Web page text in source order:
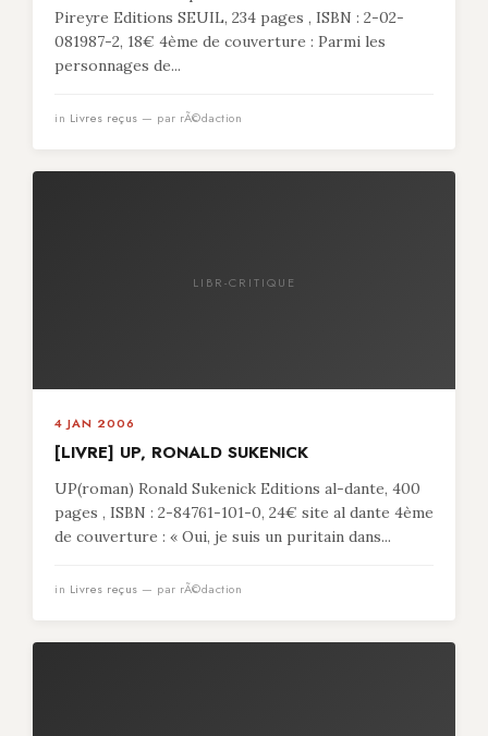
Pireyre Editions SEUIL, 234 pages , ISBN : 2-02-
081987-2, 18€ 4ème de couverture : Parmi les
personnages de...
in Livres reçus — par rÃ©daction
LIBR-CRITIQUE
4 JAN 2006
[LIVRE] UP, RONALD SUKENICK
UP(roman) Ronald Sukenick Editions al-dante, 400
pages , ISBN : 2-84761-101-0, 24€ site al dante 4ème
de couverture : « Oui, je suis un puritain dans...
in Livres reçus — par rÃ©daction